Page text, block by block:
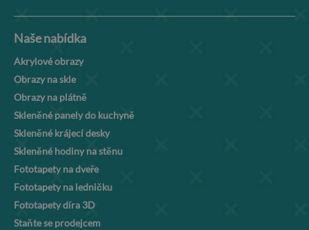
Naše nabídka
Akrylové obrazy
Obrazy na skle
Obrazy na plátně
Skleněné panely do kuchyně
Skleněné krájecí desky
Skleněné hodiny na stěnu
Fototapety na dveře
Fototapety na ledničku
Fototapety díra 3D
Staňte se prodejcem